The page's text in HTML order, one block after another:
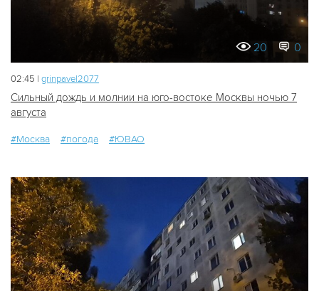
20 0
02:45 | grinpavel2077
Сильный дождь и молнии на юго-востоке Москвы ночью 7
августа
#Москва #погода #ЮВАО